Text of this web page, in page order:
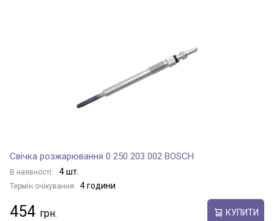
Свічка розжарювання 0 250 203 002 BOSCH
В наявності: 4 шт.
Термін очікування: 4 години
454 КУПИТИ